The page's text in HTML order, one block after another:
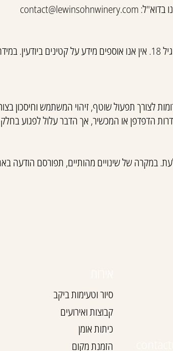
בדוא"ל: contact@lewinsohnwinery.com
השימוש באתר מיועד למשתמשים מעל גיל 18. אין אנו אוספים מידע על
לצורך תפעול שוטף, זיהוי המשתמש וחיסכון
במקרה של שינויים מהותיים, תפורסם הודעה
סיור וטעימות ביקב
קבוצות ואירועים
כיתות אומן
הזמנת מקום